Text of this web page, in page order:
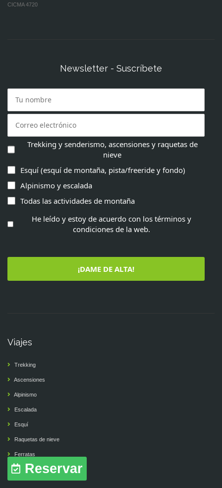
Reservar
CICMA 4720
Newsletter - Suscríbete
Trekking y senderismo, ascensiones y raquetas de
nieve
Esquí (esquí de montaña, pista/freeride y fondo)
Alpinismo y escalada
Todas las actividades de montaña
He leído y estoy de acuerdo con los términos y
condiciones de la web.
¡DAME DE ALTA!
Viajes
Trekking
Ascensiones
Alpinismo
Escalada
Esquí
Raquetas de nieve
Ferratas
Bicicleta